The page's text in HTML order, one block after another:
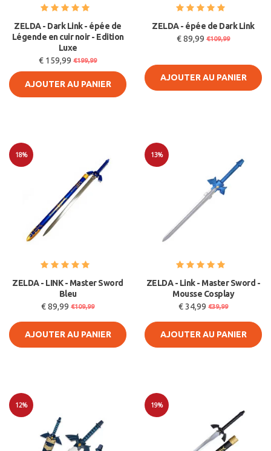
ZELDA - Dark Link - épée de
Légende en cuir noir - Edition
Luxe
€ 159,99 €199,99
AJOUTER AU PANIER
ZELDA - épée de Dark Link
€ 89,99 €109,99
AJOUTER AU PANIER
18%
ZELDA - LINK - Master Sword
Bleu
€ 89,99 €109,99
AJOUTER AU PANIER
13%
ZELDA - Link - Master Sword -
Mousse Cosplay
€ 34,99 €39,99
AJOUTER AU PANIER
12% 19%